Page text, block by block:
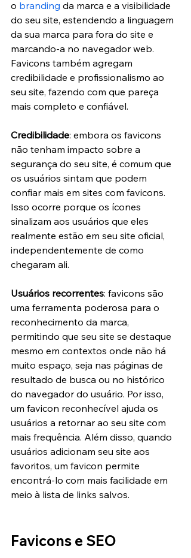
o branding da marca e a visibilidade
do seu site, estendendo a linguagem
da sua marca para fora do site e
marcando-a no navegador web.
Favicons também agregam
credibilidade e profissionalismo ao
seu site, fazendo com que pareça
mais completo e confiável.
Credibilidade: embora os favicons
não tenham impacto sobre a
segurança do seu site, é comum que
os usuários sintam que podem
confiar mais em sites com favicons.
Isso ocorre porque os ícones
sinalizam aos usuários que eles
realmente estão em seu site oficial,
independentemente de como
chegaram ali.
Usuários recorrentes: favicons são
uma ferramenta poderosa para o
reconhecimento da marca,
permitindo que seu site se destaque
mesmo em contextos onde não há
muito espaço, seja nas páginas de
resultado de busca ou no histórico
do navegador do usuário. Por isso,
um favicon reconhecível ajuda os
usuários a retornar ao seu site com
mais frequência. Além disso, quando
usuários adicionam seu site aos
favoritos, um favicon permite
encontrá-lo com mais facilidade em
meio à lista de links salvos.
Favicons e SEO